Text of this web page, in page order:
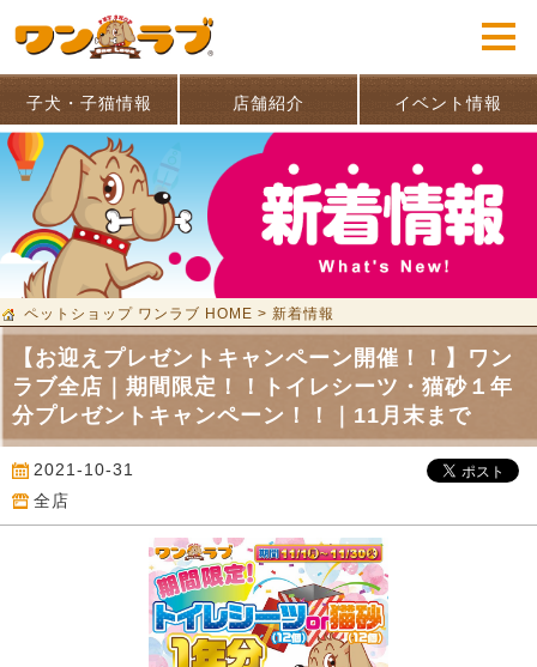
子犬・子猫情報 店舗紹介 イベント情報
ペットショップ ワンラブ HOME > 新着情報
【お迎えプレゼントキャンペーン開催！！】ワン
ラブ全店｜期間限定！！トイレシーツ・猫砂１年
分プレゼントキャンペーン！！｜11月末まで
2021-10-31
全店